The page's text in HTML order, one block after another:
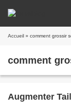
Accueil » comment grossir
comment
Augmenter